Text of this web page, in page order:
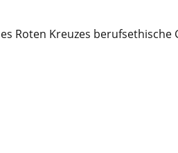
Roten Kreuzes